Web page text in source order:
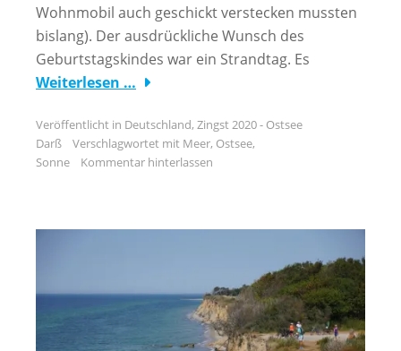
Wohnmobil auch geschickt verstecken mussten
bislang). Der ausdrückliche Wunsch des
Geburtstagskindes war ein Strandtag. Es
Weiterlesen …
Veröffentlicht in Deutschland, Zingst 2020 - Ostsee
Darß
Verschlagwortet mit Meer, Ostsee,
Sonne
Kommentar hinterlassen